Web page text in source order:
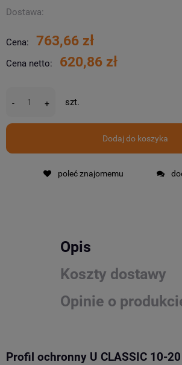
Dostawa:
Cena: 763,66 zł
Cena netto: 620,86 zł
- + szt.
Dodaj do koszyka
poleć znajomemu
Opis
Koszty dostawy
Opinie o
Profil ochronny U CLASSIC 10-